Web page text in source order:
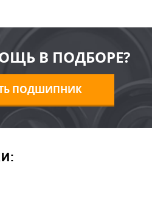
В ПОДБОРЕ?
ПОДШИПНИК